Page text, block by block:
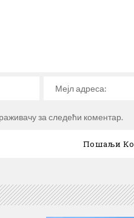
за следећи коментар.